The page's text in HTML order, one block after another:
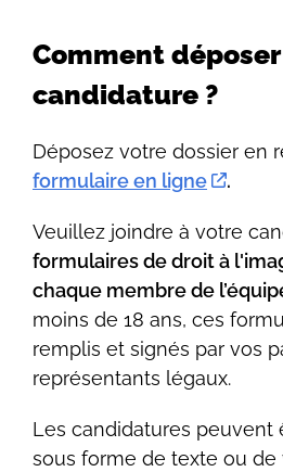
Comment
candidature ?
Déposez votre dossier en
formulaire en ligne
.
Veuillez joindre à votre
formulaires de droit à
chaque membre de
moins de 18 ans, ces
remplis et signés par vos
représentants légaux.
Les candidatures peuvent
sous forme de texte ou de